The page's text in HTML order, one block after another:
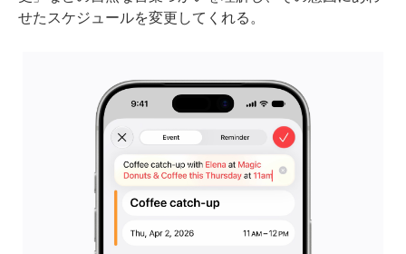
せたスケジュールを変更してくれる。